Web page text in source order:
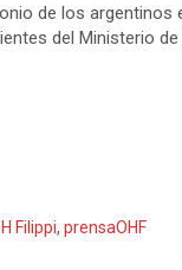
de los argentinos
del Ministerio
Filippi, prensaOHF